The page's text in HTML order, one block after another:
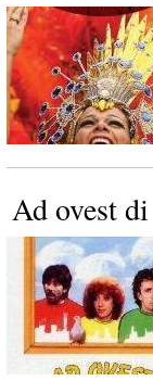
Ad ovest